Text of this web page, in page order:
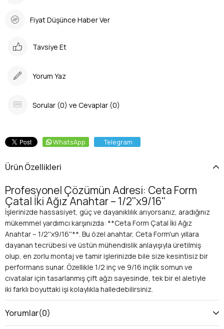
Fiyat Düşünce Haber Ver
Tavsiye Et
Yorum Yaz
Sorular (0) ve Cevaplar (0)
WhatsApp Telegram
Ürün Özellikleri
Profesyonel Çözümün Adresi: Ceta Form
Çatal İki Ağız Anahtar – 1/2''x9/16''
İşlerinizde hassasiyet, güç ve dayanıklılık arıyorsanız, aradığınız
mükemmel yardımcı karşınızda: **Ceta Form Çatal İki Ağız
Anahtar – 1/2''x9/16''**. Bu özel anahtar, Ceta Form'un yıllara
dayanan tecrübesi ve üstün mühendislik anlayışıyla üretilmiş
olup, en zorlu montaj ve tamir işlerinizde bile size kesintisiz bir
performans sunar. Özellikle 1/2 inç ve 9/16 inçlik somun ve
cıvatalar için tasarlanmış çift ağzı sayesinde, tek bir el aletiyle
iki farklı boyuttaki işi kolaylıkla halledebilirsiniz.
Üstün Kalite ve Uzun Ömürlü Kullanım
Ceta Form kalitesi, bu **açık ağız anahtar** modelinde de
Yorumlar(0)